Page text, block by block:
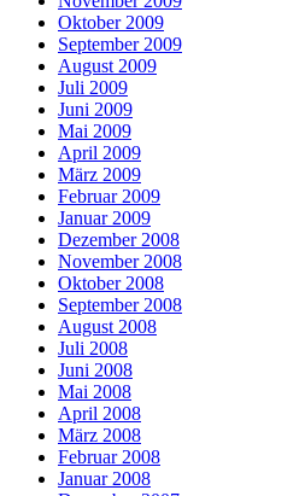
Oktober 2009
September 2009
August 2009
Juli 2009
Juni 2009
Mai 2009
April 2009
März 2009
Februar 2009
Januar 2009
Dezember 2008
November 2008
Oktober 2008
September 2008
August 2008
Juli 2008
Juni 2008
Mai 2008
April 2008
März 2008
Februar 2008
Januar 2008